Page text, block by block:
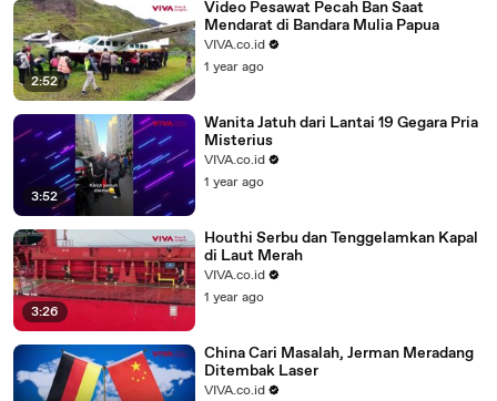
2:52
Video Pesawat Pecah Ban Saat
Mendarat di Bandara Mulia Papua
VIVA.co.id
1 year ago
3:52
Wanita Jatuh dari Lantai 19 Gegara Pria
Misterius
VIVA.co.id
1 year ago
3:26
Houthi Serbu dan Tenggelamkan Kapal
di Laut Merah
VIVA.co.id
1 year ago
China Cari Masalah, Jerman Meradang
Ditembak Laser
VIVA.co.id